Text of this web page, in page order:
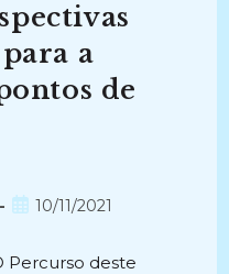
a
de
Post10/11/2021
Percurso deste